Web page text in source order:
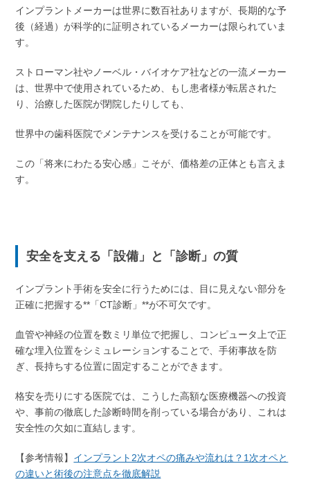
インプラントメーカーは世界に数百社ありますが、長期的な予
後（経過）が科学的に証明されているメーカーは限られていま
す。
ストローマン社やノーベル・バイオケア社などの一流メーカー
は、世界中で使用されているため、もし患者様が転居された
り、治療した医院が閉院したりしても、
世界中の歯科医院でメンテナンスを受けることが可能です。
この「将来にわたる安心感」こそが、価格差の正体とも言えま
す。
安全を支える「設備」と「診断」の質
インプラント手術を安全に行うためには、目に見えない部分を
正確に把握する**「CT診断」**が不可欠です。
血管や神経の位置を数ミリ単位で把握し、コンピュータ上で正
確な埋入位置をシミュレーションすることで、手術事故を防
ぎ、長持ちする位置に固定することができます。
格安を売りにする医院では、こうした高額な医療機器への投資
や、事前の徹底した診断時間を削っている場合があり、これは
安全性の欠如に直結します。
【参考情報】 インプラント2次オペの痛みや流れは？1次オペと
の違いと術後の注意点を徹底解説